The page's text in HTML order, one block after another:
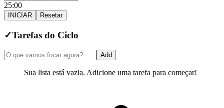
25:00
INICIAR Resetar
✓Tarefas do Ciclo
Add
Sua lista está vazia. Adicione uma tarefa para começar!